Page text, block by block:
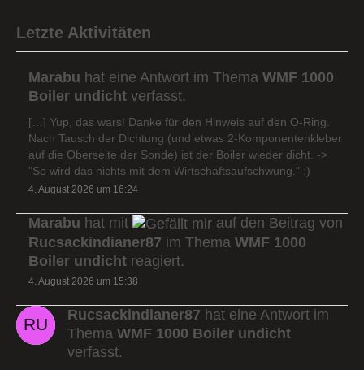
Letzte Aktivitäten
Marabu hat eine Antwort im Thema WMF 1000
Boiler undicht verfasst.
[…] Yup, das wars! Danke für den Hinweis auf den O-Ring.
Nach Tausch der Dichtung (und etwas 2-Komponentenkleber
auf die Oberseite der Sonde) ist der Boiler wieder dicht. ->
"So wird das nichts mit dem Wirtschaftsaufschwung." :)
4. August 2026 um 16:24
Marabu hat mit
auf den Beitrag von
Rucsackindianer87 im Thema WMF 1000
Boiler undicht reagiert.
4. August 2026 um 15:38
Rucsackindianer87 hat eine Antwort im
Thema WMF 1000 Boiler undicht
verfasst.